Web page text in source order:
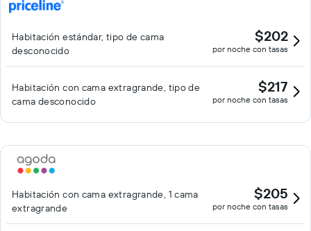
Habitación estándar, tipo de cama
desconocido
$202
por noche con tasas
Habitación con cama extragrande, tipo de
cama desconocido
$217
por noche con tasas
Habitación con cama extragrande, 1 cama
extragrande
$205
por noche con tasas